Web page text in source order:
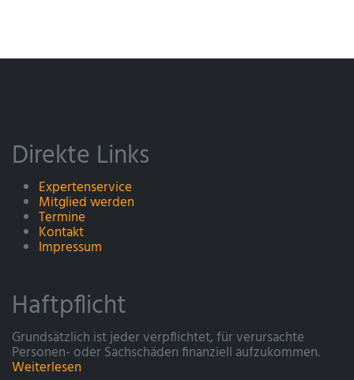
Direkte Links
Expertenservice
Mitglied werden
Termine
Kontakt
Impressum
Haftpflicht
Grundsätzlich ist jeder verpflichtet, für verursachte
Personen- oder Sachschäden finanziell aufzukommen.
Weiterlesen